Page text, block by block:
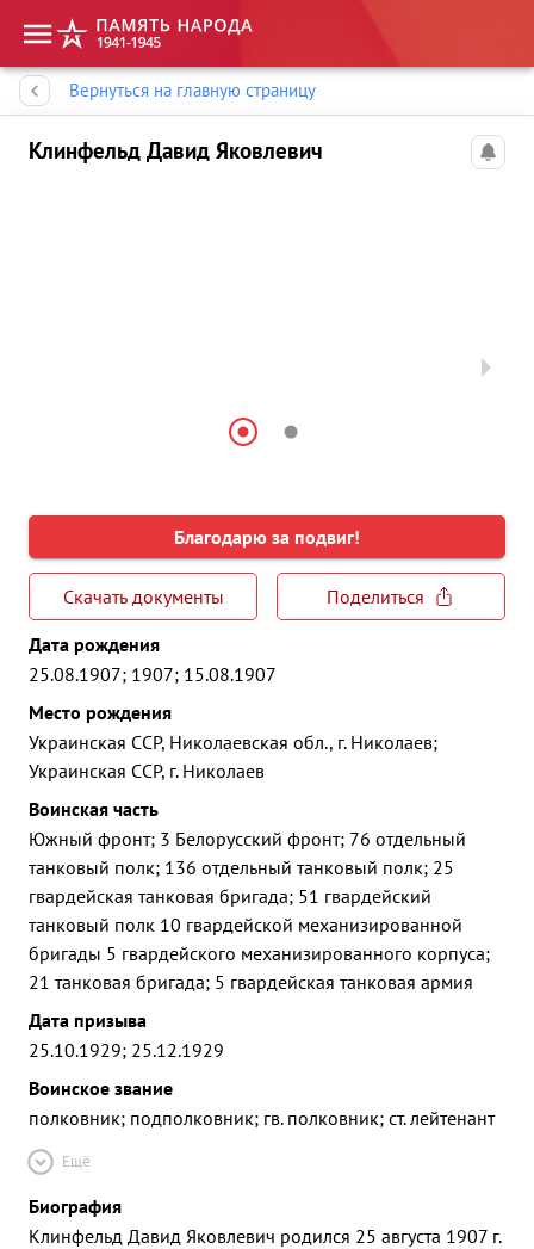
Вернуться на главную страницу
Клинфельд Давид Яковлевич
Благодарю за подвиг!
Скачать документы
Поделиться
Дата рождения
25.08.1907; 1907; 15.08.1907
Место рождения
Украинская ССР, Николаевская обл., г. Николаев;
Украинская ССР, г. Николаев
Воинская часть
Южный фронт; 3 Белорусский фронт; 76 отдельный
танковый полк; 136 отдельный танковый полк; 25
гвардейская танковая бригада; 51 гвардейский
танковый полк 10 гвардейской механизированной
бригады 5 гвардейского механизированного корпуса;
21 танковая бригада; 5 гвардейская танковая армия
Дата призыва
25.10.1929; 25.12.1929
Воинское звание
полковник; подполковник; гв. полковник; ст. лейтенант
Ещё
Биография
Клинфельд Давид Яковлевич родился 25 августа 1907 г.
Память народа